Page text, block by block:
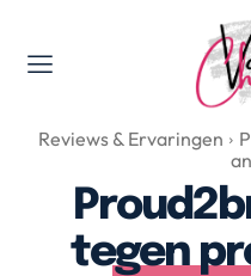
Valerie's Topics
Lifestyle,
Reviews & Ervaringen
tegen